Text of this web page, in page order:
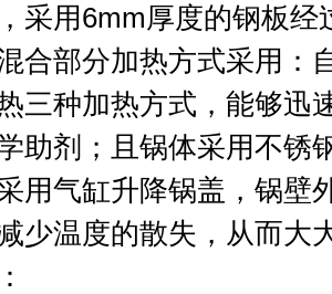
采用6mm厚度的钢板经
部分加热方式采用：
三种加热方式，能够迅
助剂；且锅体采用不锈
用气缸升降锅盖，锅壁
少温度的散失，从而大